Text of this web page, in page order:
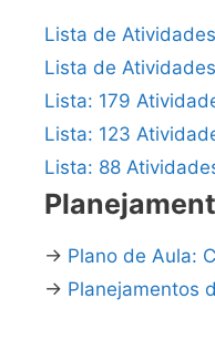
Lista de
Lista de
Lista: 179
Lista: 123
Lista: 88
→ Plano de Aula:
→ Planejamentos